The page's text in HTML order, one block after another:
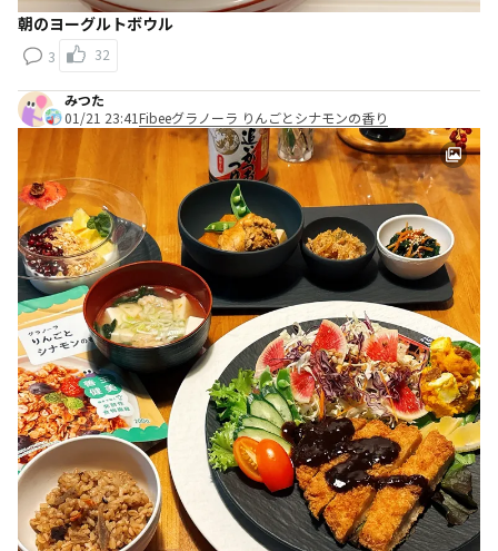
朝のヨーグルトボウル
3 32
みつた
01/21 23:41Fibeeグラノーラ りんごとシナモンの香り